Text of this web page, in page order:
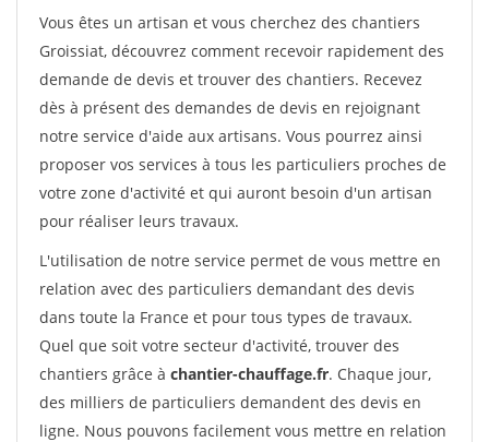
Vous êtes un artisan et vous cherchez des chantiers
Groissiat, découvrez comment recevoir rapidement des
demande de devis et trouver des chantiers. Recevez
dès à présent des demandes de devis en rejoignant
notre service d'aide aux artisans. Vous pourrez ainsi
proposer vos services à tous les particuliers proches de
votre zone d'activité et qui auront besoin d'un artisan
pour réaliser leurs travaux.
L'utilisation de notre service permet de vous mettre en
relation avec des particuliers demandant des devis
dans toute la France et pour tous types de travaux.
Quel que soit votre secteur d'activité, trouver des
chantiers grâce à chantier-chauffage.fr. Chaque jour,
des milliers de particuliers demandent des devis en
ligne. Nous pouvons facilement vous mettre en relation